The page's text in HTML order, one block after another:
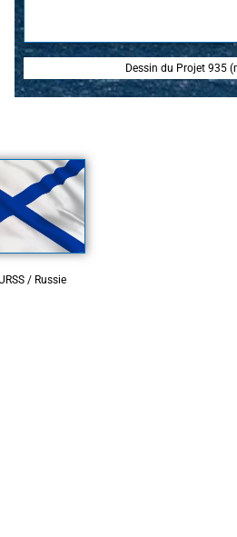
Dessin du Projet 935
/ Russie